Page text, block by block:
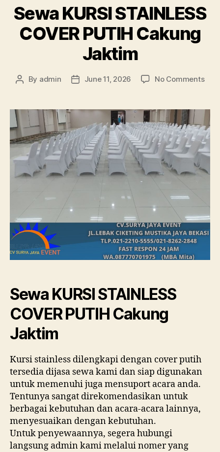
Sewa KURSI STAINLESS
COVER PUTIH Cakung
Jaktim
Post
By admin
PostJune 11, 2026 No Commentson
Sewa KURSI STAINLESS
COVER PUTIH Cakung
Jaktim
Kursi stainless dilengkapi dengan cover putih
tersedia dijasa sewa kami dan siap digunakan
untuk memenuhi juga mensuport acara anda.
Tentunya sangat direkomendasikan untuk
berbagai kebutuhan dan acara-acara lainnya,
menyesuaikan dengan kebutuhan.
Untuk penyewaannya, segera hubungi
langsung admin kami melalui nomer yang